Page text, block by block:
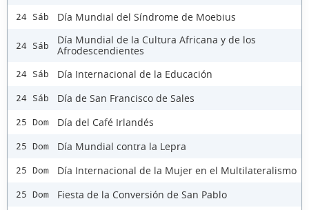
24 Sáb Día Mundial del Síndrome de Moebius
24 Sáb
Día Mundial de la Cultura Africana y de los
Afrodescendientes
24 Sáb Día Internacional de la Educación
24 Sáb Día de San Francisco de Sales
25 Dom Día del Café Irlandés
25 Dom Día Mundial contra la Lepra
25 Dom Día Internacional de la Mujer en el Multilateralismo
25 Dom Fiesta de la Conversión de San Pablo